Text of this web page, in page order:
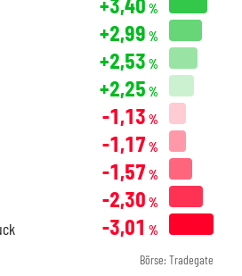
%
+2,99 %
+2,53 %
+2,25 %
-1,13 %
-1,17 %
-1,57 %
-2,30 %
-3,01 %
Börse: Tradegate